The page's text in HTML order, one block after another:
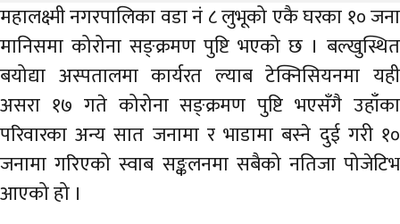
मनोरञ्जन/
साहित्य
अर्थ
अन्तरवार्ता
विचार/
बहस
महालक्ष्मी नगरपालिका वडा नं ८ लुभूको एकै घरका १० जना
मानिसमा कोरोना सङ्क्रमण पुष्टि भएको छ । बल्खुस्थित
बयोद्या अस्पतालमा कार्यरत ल्याब टेक्निसियनमा यही
असरा १७ गते कोरोना सङ्क्रमण पुष्टि भएसँगै उहाँका
परिवारका अन्य सात जनामा र भाडामा बस्ने दुई गरी १०
जनामा गरिएको स्वाब सङ्कलनमा सबैको नतिजा पोजेटिभ
आएको हो ।